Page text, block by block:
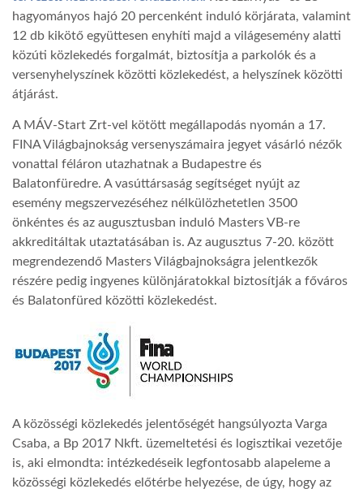
hagyományos hajó 20 percenként induló körjárata, valamint
12 db kikötő együttesen enyhíti majd a világesemény alatti
közúti közlekedés forgalmát, biztosítja a parkolók és a
versenyhelyszínek közötti közlekedést, a helyszínek közötti
átjárást.
A MÁV-Start Zrt-vel kötött megállapodás nyomán a 17.
FINA Világbajnokság versenyszámaira jegyet vásárló nézők
vonattal féláron utazhatnak a Budapestre és
Balatonfüredre. A vasúttársaság segítséget nyújt az
esemény megszervezéséhez nélkülözhetetlen 3500
önkéntes és az augusztusban induló Masters VB-re
akkreditáltak utaztatásában is. Az augusztus 7-20. között
megrendezendő Masters Világbajnokságra jelentkezők
részére pedig ingyenes különjáratokkal biztosítják a főváros
és Balatonfüred közötti közlekedést.
A közösségi közlekedés jelentőségét hangsúlyozta Varga
Csaba, a Bp 2017 Nkft. üzemeltetési és logisztikai vezetője
is, aki elmondta: intézkedéseik legfontosabb alapeleme a
közösségi közlekedés előtérbe helyezése, de úgy, hogy az